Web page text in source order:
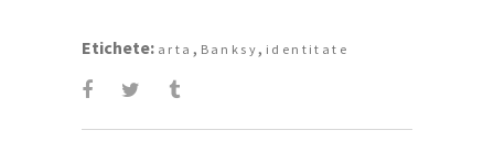
Etichete: arta , Banksy, identitate